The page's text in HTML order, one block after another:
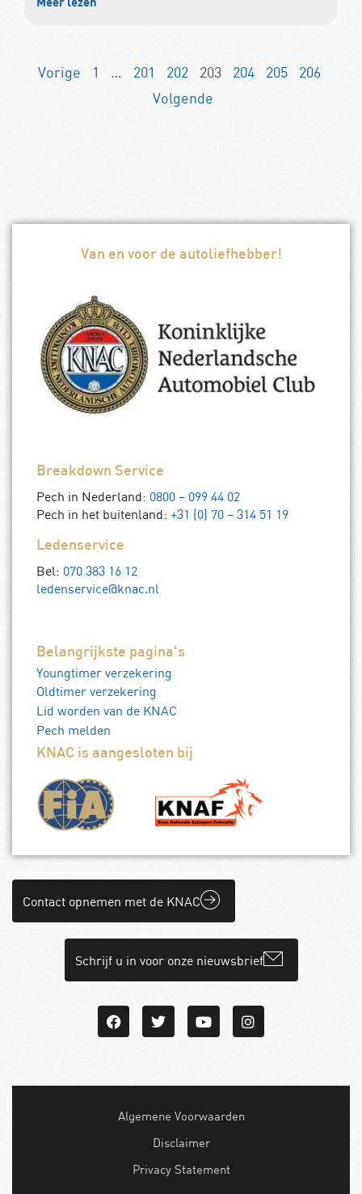
Vorige 1 … 201 202 203 204 205
206
Volgende
Van en voor de autoliefhebber!
Breakdown Service
Pech in Nederland: 0800 – 099 44 02
Pech in het buitenland: +31 (0) 70 – 314 51 19
Ledenservice
Bel: 070 383 16 12
ledenservice@knac.nl
Belangrijkste pagina's
Youngtimer verzekering
Oldtimer verzekering
Lid worden van de KNAC
Pech melden
KNAC is aangesloten bij
Contact opnemen met de KNAC
Schrijf u in voor onze nieuwsbrief
Algemene Voorwaarden
Disclaimer
Privacy Statement